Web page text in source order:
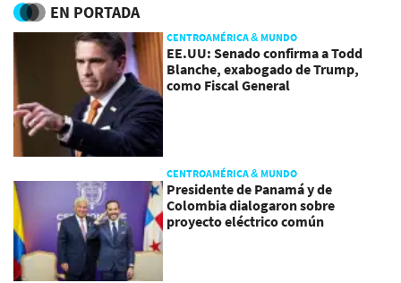
EN PORTADA
CENTROAMÉRICA & MUNDO
EE.UU: Senado confirma a Todd
Blanche, exabogado de Trump,
como Fiscal General
CENTROAMÉRICA & MUNDO
Presidente de Panamá y de
Colombia dialogaron sobre
proyecto eléctrico común